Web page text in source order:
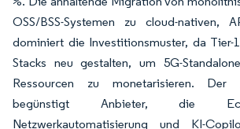
OSS/BSS-Systemen zu cloud-nativen,
dominiert die Investitionsmuster, da Tier-
Stacks neu gestalten, um 5G-
Ressourcen zu monetarisieren. Der
begünstigt Anbieter, die
Netzwerkautomatisierung und KI-